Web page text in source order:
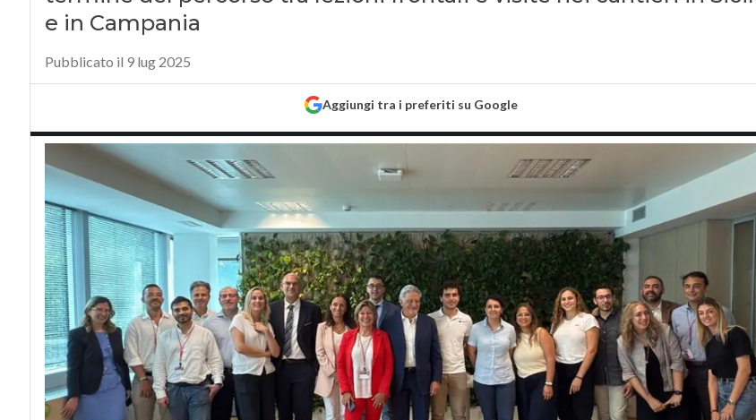
e in Campania
Pubblicato il 9 lug 2025
Aggiungi tra i preferiti su Google
F
Francesca